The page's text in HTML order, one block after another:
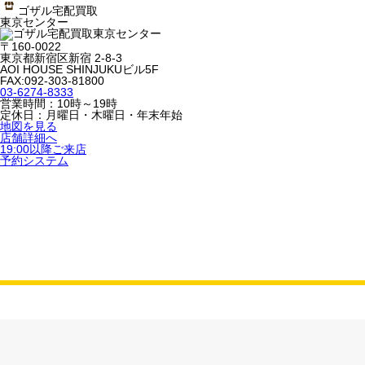
ゴザル宅配買取
東京センター
〒160-0022
東京都新宿区新宿 2-8-3
AOI HOUSE SHINJUKUビル5F
FAX:092-303-81800
03-6274-8333
営業時間：10時～19時
定休日：月曜日・木曜日・年末年始
地図を見る
店舗詳細へ
19:00以降ご来店
予約システム